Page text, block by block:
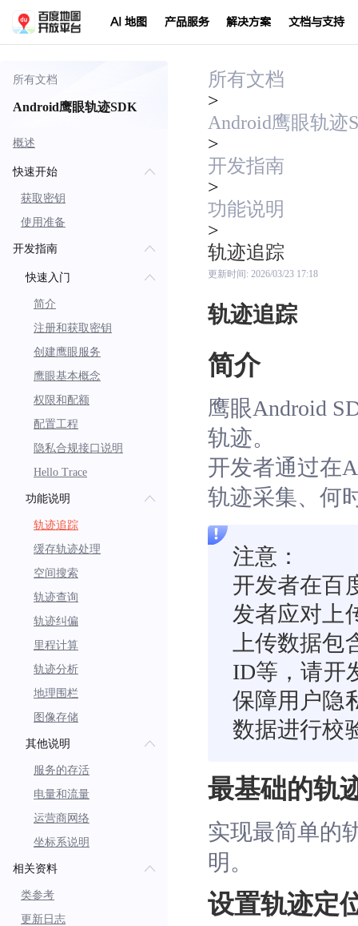
AI 地图 产品服务 解决方案 文档与支持
所有文档
Android鹰眼轨迹SDK
概述
快速开始
获取密钥
使用准备
开发指南
快速入门
简介
注册和获取密钥
创建鹰眼服务
鹰眼基本概念
权限和配额
配置工程
隐私合规接口说明
Hello Trace
功能说明
轨迹追踪
缓存轨迹处理
空间搜索
轨迹查询
轨迹纠偏
里程计算
轨迹分析
地理围栏
图像存储
其他说明
服务的存活
电量和流量
运营商网络
坐标系说明
相关资料
类参考
更新日志
所有文档
>
Android鹰眼轨迹
>
开发指南
>
功能说明
>
轨迹追踪
更新时间: 2026/03/23 17:18
轨迹追踪
简介
鹰眼Android
轨迹。
开发者通过在
轨迹采集、何
注意：
开发者在百
发者应对上
上传数据
ID等，请开
保障用户隐
数据进行校
最基础的轨
实现最简单的
明。
设置轨迹定